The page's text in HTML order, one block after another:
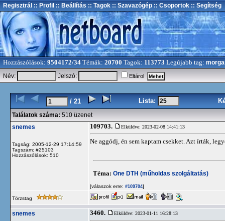
Regisztrál :: Profil :: Beállítás :: Tagok :: Szavazógép :: Csoportok :: Segítség
Hozzászólások: 9504172/34 Témák: 20700 Tagok: 113773 Legújabb tag:
Név:
Jelszó: Eltárol
/ 21 Lista:
Találatok száma: 510 üzenet
snemes
Tagság: 2005-12-29 17:14:59
Tagszám: #25103
Hozzászólások: 510
109703. Elküldve: 2023-02-08 14:41:13
Ne aggódj, én sem kaptam csekket. Azt írták,
Téma: One DTH (műholdas szolgáltatás)
[válaszok erre: #109704]
Törzstag
snemes 3460. Elküldve: 2023-01-11 16:28:13